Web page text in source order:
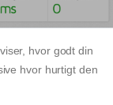
hvor godt din
hvor hurtigt den